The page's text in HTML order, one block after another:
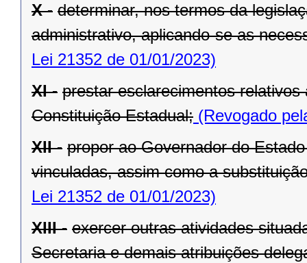
X - determinar, nos termos da
administrativo, aplicando-se as
Lei 21352 de 01/01/2023)
XI - prestar esclarecimentos
Constituição Estadual; (Revogado
XII - propor ao Governador do
vinculadas, assim como a
Lei 21352 de 01/01/2023)
XIII - exercer outras atividades
Secretaria e demais atribuições